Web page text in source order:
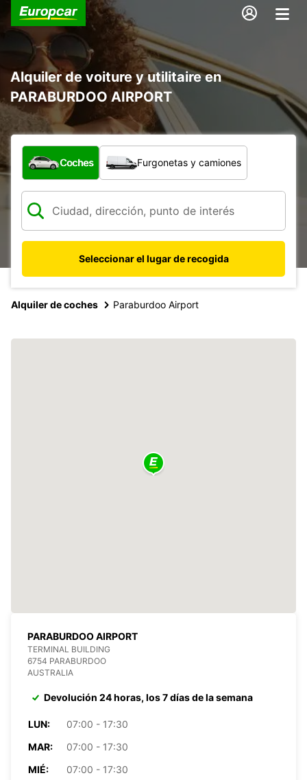
Alquiler de voiture y utilitaire en
PARABURDOO AIRPORT
¿Qué tipo de vehículo?
Coches Furgonetas y camiones
Seleccionar el lugar de recogida
Alquiler de coches Paraburdoo Airport
PARABURDOO AIRPORT
TERMINAL BUILDING
6754 PARABURDOO
AUSTRALIA
Devolución 24 horas, los 7 días de la semana
LUN:
07:00 - 17:30
MAR:
07:00 - 17:30
MIÉ:
07:00 - 17:30